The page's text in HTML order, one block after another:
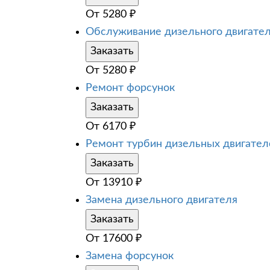
От 5280 ₽
Обслуживание дизельного
Заказать
От 5280 ₽
Ремонт форсунок
Заказать
От 6170 ₽
Ремонт турбин дизельных
Заказать
От 13910 ₽
Замена дизельного двигателя
Заказать
От 17600 ₽
Замена форсунок